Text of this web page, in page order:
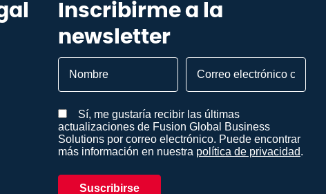
Inscribirme a la
newsletter